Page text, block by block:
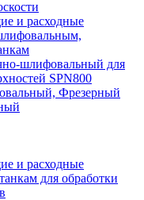
и расходные
шлифовальный для
SPN800
Фрезерный
и расходные
для обработки